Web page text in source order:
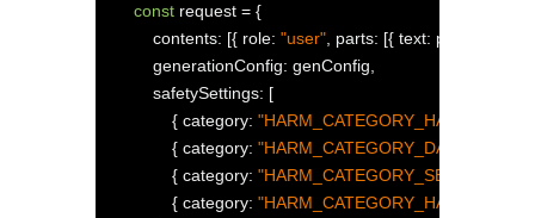
const request = {
        contents
: [{ role: "user" parts: [{ text: prompt
        generationConfig
: genConfig
        safetySettings
: [
{ category:
{ category:
{ category:
{ category: